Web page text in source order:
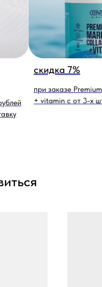
скидка 7%
при заказе
+ vitamin c от 3-х